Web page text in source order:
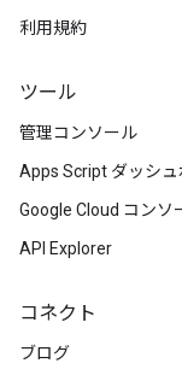
利用規約
ツール
管理コンソール
Apps Script ダッシュ
Google Cloud コンソ
API Explorer
コネクト
ブログ